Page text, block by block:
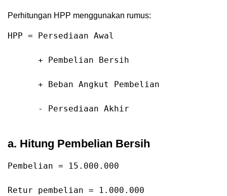
Perhitungan HPP menggunakan rumus:
HPP = Persediaan Awal
      +
Pembelian Bersih
      +
Beban Angkut Pembelian
      -
Persediaan Akhir
a. Hitung Pembelian Bersih
Pembelian = 15.000 .000
Retur pembelian = 1.000 .000